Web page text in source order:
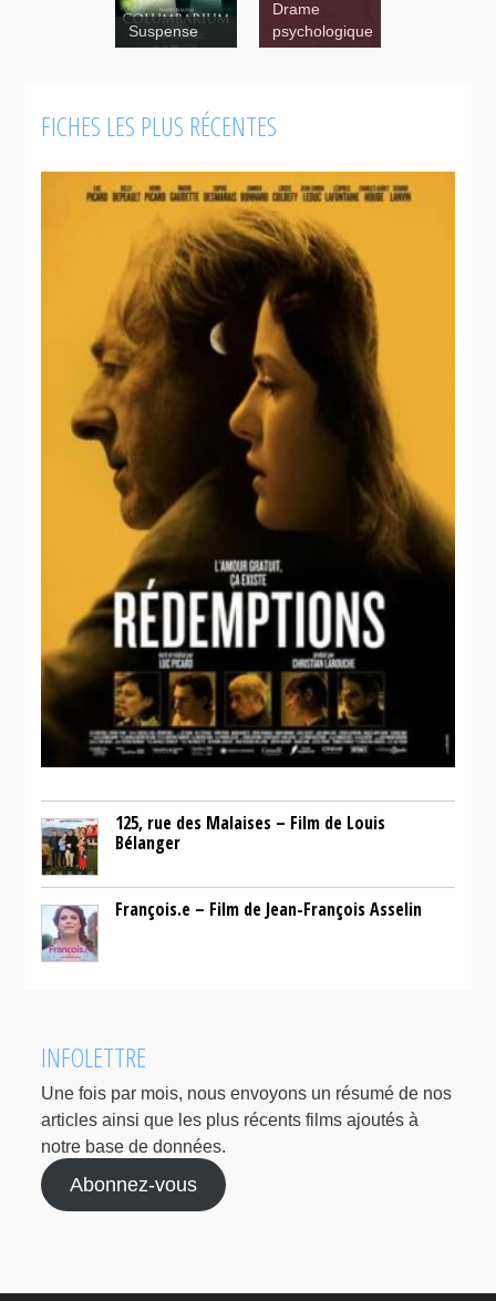
Suspense
Drame
psychologique
FICHES LES PLUS RÉCENTES
125, rue des Malaises – Film de Louis
Bélanger
François.e – Film de Jean-François Asselin
INFOLETTRE
Une fois par mois, nous envoyons un résumé de nos
articles ainsi que les plus récents films ajoutés à
notre base de données.
Abonnez-vous